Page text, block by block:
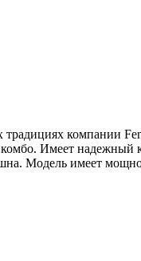
компании
Имеет надежный
Модель имеет